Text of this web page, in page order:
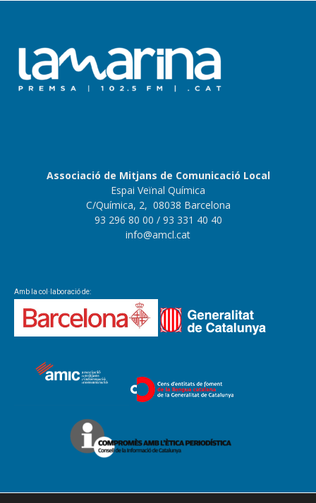
Associació de Mitjans de Comunicació Local
Espai Veïnal Química
C/Química, 2, 08038 Barcelona
93 296 80 00 / 93 331 40 40
info@amcl.cat
Amb la col·laboració de: